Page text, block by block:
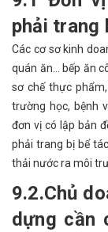
phải trang
Các cơ sơ kinh
quán ăn… bếp ăn
sơ chế thực
trường học, bệnh
đơn vị có lập bản
phải trang bị bể
thải nước ra môi
9.2.Chủ
dựng cần